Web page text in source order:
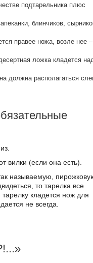
подтарельника плюс
блинчиков,
правее ножа, возле нее –
ложка кладется
должна располагаться
вилки (если она есть).
называемую,
то тарелка все
кладется нож для
не всегда.